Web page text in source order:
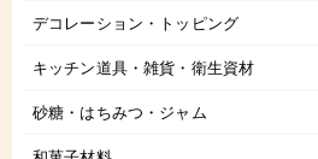
デコレーション・トッピング
キッチン道具・雑貨・衛生資材
砂糖・はちみつ・ジャム